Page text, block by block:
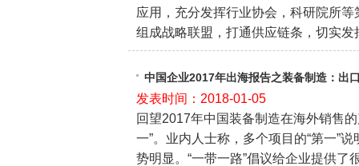
应用，充分发挥行业协会，科研院所
组成战略联盟，打通供应链条，切实发
中国企业2017年出海报告之装备制造：出
发表时间：2018-01-05
回望2017年中国装备制造在海外销售
一”。业内人士称，多个项目的“第一”
势明显。“一带一路”倡议给企业提供